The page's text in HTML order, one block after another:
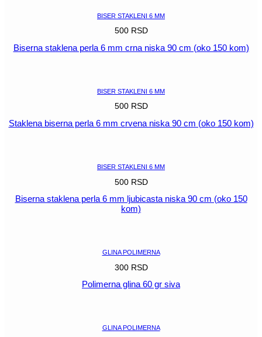
BISER STAKLENI 6 MM
500 RSD
Biserna staklena perla 6 mm crna niska 90 cm (oko 150 kom)
BISER STAKLENI 6 MM
500 RSD
Staklena biserna perla 6 mm crvena niska 90 cm (oko 150 kom)
BISER STAKLENI 6 MM
500 RSD
Biserna staklena perla 6 mm ljubicasta niska 90 cm (oko 150
kom)
GLINA POLIMERNA
300 RSD
Polimerna glina 60 gr siva
GLINA POLIMERNA